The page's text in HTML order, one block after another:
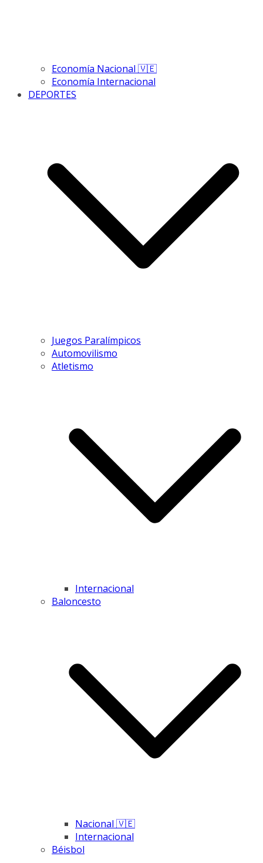
Economía Nacional 🇻🇪
Economía Internacional
DEPORTES
Juegos Paralímpicos
Automovilismo
Atletismo
Internacional
Baloncesto
Nacional 🇻🇪
Internacional
Béisbol